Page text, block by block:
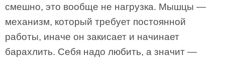
смешно, это вообще не нагрузка. Мышцы —
механизм, который требует постоянной
работы, иначе он закисает и начинает
барахлить. Себя надо любить, а значит —